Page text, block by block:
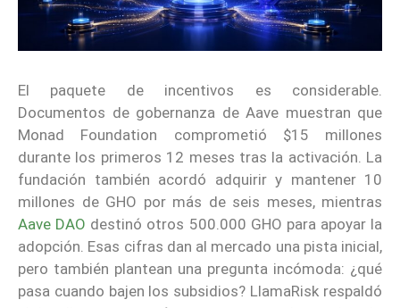
El paquete de incentivos es considerable.
Documentos de gobernanza de Aave muestran que
Monad Foundation comprometió $15 millones
durante los primeros 12 meses tras la activación. La
fundación también acordó adquirir y mantener 10
millones de GHO por más de seis meses, mientras
Aave DAO destinó otros 500.000 GHO para apoyar la
adopción. Esas cifras dan al mercado una pista inicial,
pero también plantean una pregunta incómoda: ¿qué
pasa cuando bajen los subsidios? LlamaRisk respaldó